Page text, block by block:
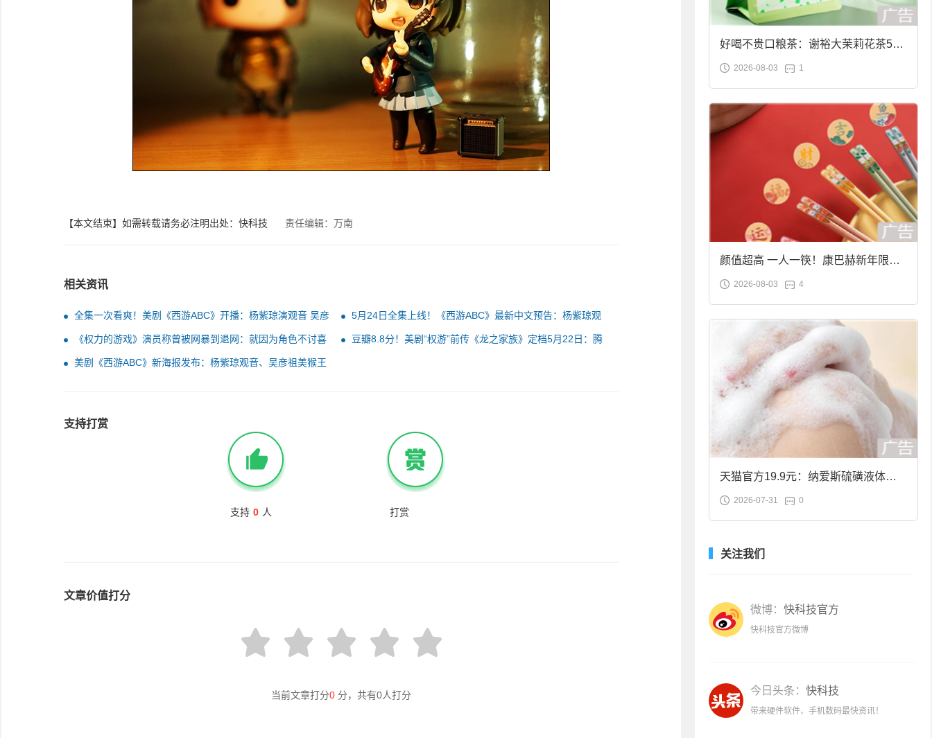
【本文结束】如需转载请务必注明出处：快科技 责任编辑：万南
相关资讯
全集一次看爽！美剧《西游ABC》开播：杨紫琼演观音 吴彦
祖演美猴王
5月24日全集上线！《西游ABC》最新中文预告：杨紫琼观
音、吴彦祖美猴王
《权力的游戏》演员称曾被网暴到退网：就因为角色不讨喜
豆瓣8.8分！美剧“权游”前传《龙之家族》定档5月22日：腾
美剧《西游ABC》新海报发布：杨紫琼观音、吴彦祖美猴王
支持打赏
支持 0 人 打赏
文章价值打分
当前文章打分0 分，共有0人打分
好喝不贵口粮茶：谢裕大茉莉花茶50g
袋装9.9元到手
2026-08-03 1
颜值超高 一人一筷！康巴赫新年限定
合金筷子大促：19.9元
2026-08-03 4
天猫官方19.9元：纳爱斯硫磺液体香
皂2斤大促
2026-07-31 0
关注我们
微博： 快科技官方
快科技官方微博
今日头条： 快科技
带来硬件软件、手机数码最快资讯！